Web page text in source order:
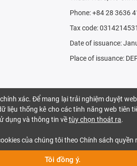
Phone: +84 28 3636
Tax code: 0314214531
Date of issuance:
Place of issuance:
xác. Để mang lại trải nghiệm duyệt
thống kê cho các tính năng web tiên
dụng và thông tin vềtùy chọn thoát ra.
của chúng tôi theo Chính sách quyền
Tôi đồng ý.